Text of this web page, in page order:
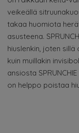
veikeällä
takaa huomiota
asusteena.
hiuslenkin, joten
kuin muillakin
ansiosta
on helppo poistaa